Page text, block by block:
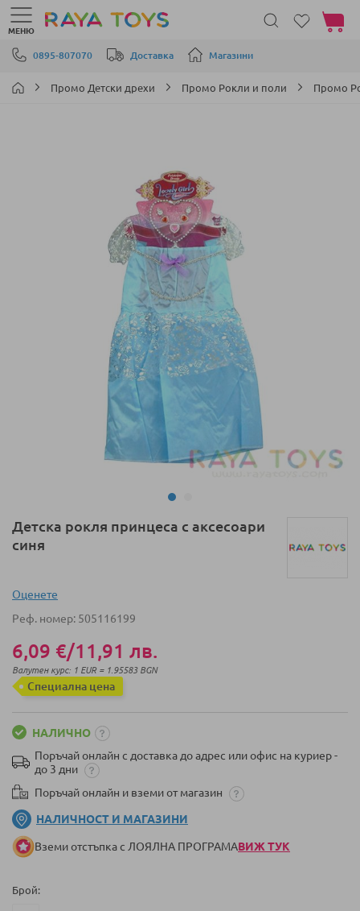
Прескачане към съдържанието
0895-807070 Доставка Магазини
МЕНЮ
Моята
Промо Детски дрехи Промо Рокли и поли Промо
Преминете
към
галерия
снимки
Детска рокля принцеса с аксесоари
синя
Оценeте
Реф. номер 505116199
6,09 €/11,91 лв.
Валутен курс: 1 EUR = 1.95583 BGN
Специална цена
НАЛИЧНО
Поръчай онлайн с доставка до адрес или офис на куриер -
до 3 дни
Поръчай онлайн и вземи от магазин
НАЛИЧНОСТ И МАГАЗИНИ
Вземи отстъпка с ЛОЯЛНА ПРОГРАМАВИЖ ТУК
Брой